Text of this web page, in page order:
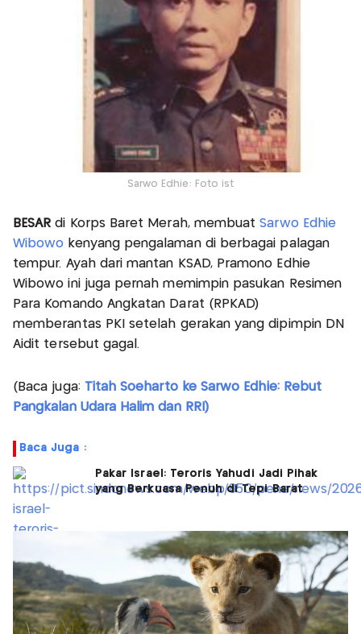
Sarwo Edhie: Foto ist
BESARdi Korps Baret Merah, membuatSarwo Edhie
Wibowo kenyang pengalaman di berbagai palagan
tempur. Ayah dari mantan KSAD, Pramono Edhie
Wibowo ini juga pernah memimpin pasukan Resimen
Para Komando Angkatan Darat (RPKAD)
memberantas PKI setelah gerakan yang dipimpin DN
Aidit tersebut gagal.
(Baca juga: Titah Soeharto ke Sarwo Edhie: Rebut
Pangkalan Udara Halim dan RRI)
Baca Juga :
Pakar Israel: Teroris Yahudi Jadi Pihak
yang Berkuasa Penuh di Tepi Barat